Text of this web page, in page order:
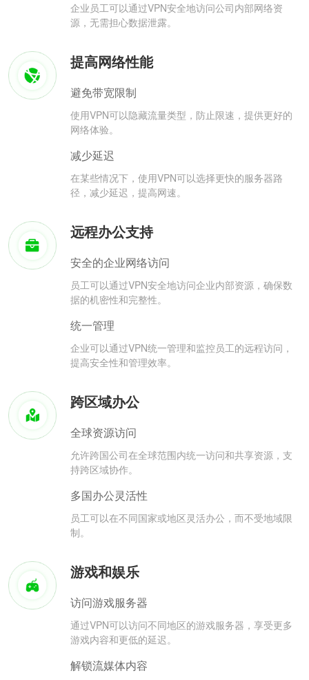
企业员工可以通过VPN安全地访问公司内部网络资
源，无需担心数据泄露。
提高网络性能
避免带宽限制
使用VPN可以隐藏流量类型，防止限速，提供更好的
网络体验。
减少延迟
在某些情况下，使用VPN可以选择更快的服务器路
径，减少延迟，提高网速。
远程办公支持
安全的企业网络访问
员工可以通过VPN安全地访问企业内部资源，确保数
据的机密性和完整性。
统一管理
企业可以通过VPN统一管理和监控员工的远程访问，
提高安全性和管理效率。
跨区域办公
全球资源访问
允许跨国公司在全球范围内统一访问和共享资源，支
持跨区域协作。
多国办公灵活性
员工可以在不同国家或地区灵活办公，而不受地域限
制。
游戏和娱乐
访问游戏服务器
通过VPN可以访问不同地区的游戏服务器，享受更多
游戏内容和更低的延迟。
解锁流媒体内容